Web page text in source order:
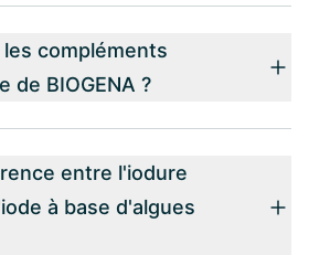
compléments
de BIOGENA ?
entre l'iodure
à base d'algues